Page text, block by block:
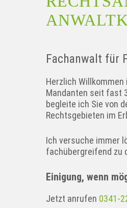
Fachanwalt für
Herzlich
Mandanten seit fast
begleite ich Sie von
Rechtsgebieten im
Ich versuche immer
fachübergreifend zu
Einigung, wenn
Jetzt anrufen 0341-